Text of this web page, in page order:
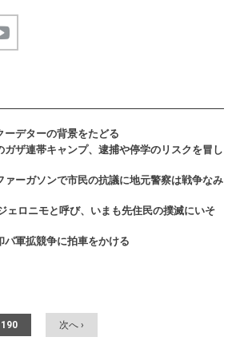
ーデターの背景をたどる
ガザ連帯キャンプ、逮捕や停学のリスクを冒し
ァーガソンで市民の抗議に地元警察は戦争なみ
ェロニモと呼び、いまも先住民の撲滅にいそ
パ軍拡競争に拍車をかける
次へ ›